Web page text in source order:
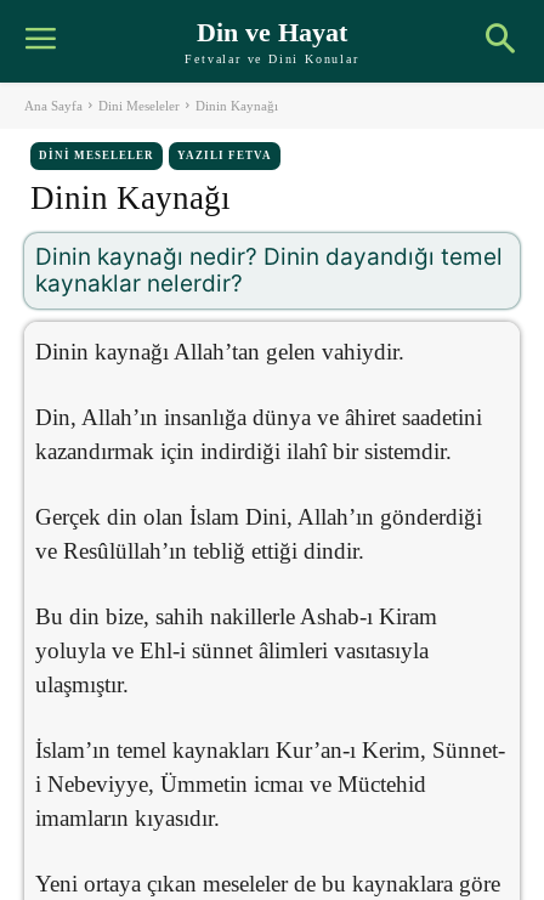
Din ve Hayat
Fetvalar ve Dini Konular
Ana Sayfa Dini Meseleler Dinin Kaynağı
DINI MESELELER YAZILI FETVA
Dinin Kaynağı
Dinin kaynağı nedir? Dinin dayandığı temel
kaynaklar nelerdir?
Dinin kaynağı Allah’tan gelen vahiydir.
Din, Allah’ın insanlığa dünya ve âhiret saadetini
kazandırmak için indirdiği ilahî bir sistemdir.
Gerçek din olan İslam Dini, Allah’ın gönderdiği
ve Resûlüllah’ın tebliğ ettiği dindir.
Bu din bize, sahih nakillerle Ashab-ı Kiram
yoluyla ve Ehl-i sünnet âlimleri vasıtasıyla
ulaşmıştır.
İslam’ın temel kaynakları Kur’an-ı Kerim, Sünnet-
i Nebeviyye, Ümmetin icmaı ve Müctehid
imamların kıyasıdır.
Yeni ortaya çıkan meseleler de bu kaynaklara göre